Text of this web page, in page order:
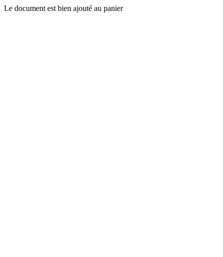
Le document est bien ajouté au panier